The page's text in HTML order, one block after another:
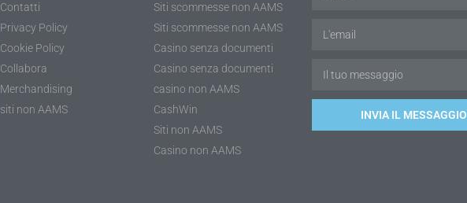
Contatti
Privacy Policy
Cookie Policy
Collabora
Merchandising
siti non AAMS
Siti scommesse non AAMS
Siti scommesse non AAMS
Casino senza documenti
Casino senza documenti
casino non AAMS
CashWin
Siti non AAMS
Casino non AAMS
INVIA IL MESSAGGIO